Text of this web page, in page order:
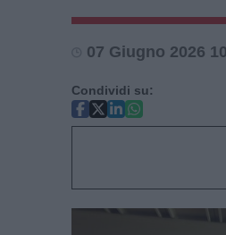
07 Giugno 2026
Condividi su: